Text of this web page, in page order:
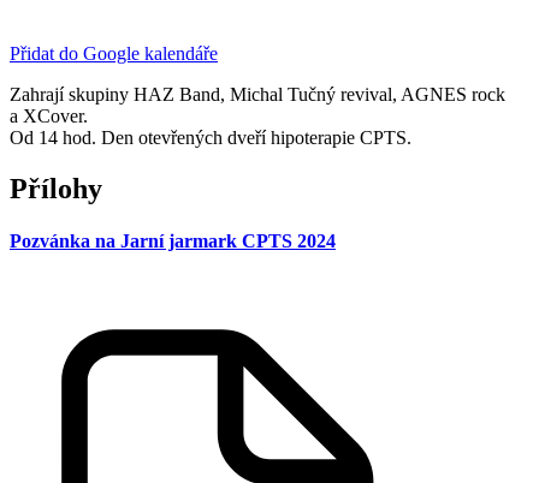
Přidat do Google kalendáře
Zahrají skupiny HAZ Band, Michal Tučný revival, AGNES rock
a XCover.
Od 14 hod. Den otevřených dveří hipoterapie CPTS.
Přílohy
Pozvánka na Jarní jarmark CPTS 2024